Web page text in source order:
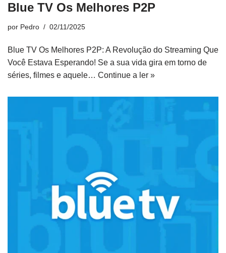
Blue TV Os Melhores P2P
por Pedro 02/11/2025
Blue TV Os Melhores P2P: A Revolução do Streaming Que
Você Estava Esperando! Se a sua vida gira em torno de
séries, filmes e aquele… Continue a ler »